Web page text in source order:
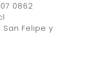
0862
San Felipe y